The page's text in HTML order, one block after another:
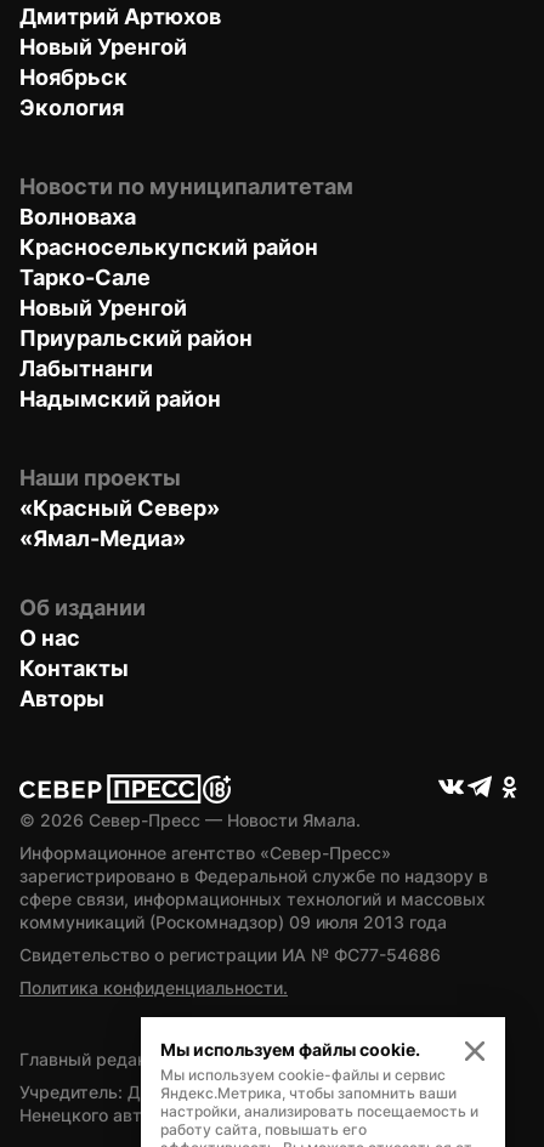
Дмитрий Артюхов
Новый Уренгой
Ноябрьск
Экология
Новости по муниципалитетам
Волноваха
Красноселькупский район
Тарко-Сале
Новый Уренгой
Приуральский район
Лабытнанги
Надымский район
Наши проекты
«Красный Север»
«Ямал-Медиа»
Об издании
О нас
Контакты
Авторы
© 2026 Север-Пресс — Новости Ямала.
Информационное агентство «Север-Пресс»
зарегистрировано в Федеральной службе по надзору в
сфере связи, информационных технологий и массовых
коммуникаций (Роскомнадзор) 09 июля 2013 года
Свидетельство о регистрации ИА № ФС77-54686
Политика конфиденциальности.
Главный редактор — А.Л. Поздеев
Учредитель: Департамент внутренней политики Ямало-
Ненецкого автономного округа
Мы используем файлы cookie.
Мы используем cookie-файлы и сервис
Яндекс.Метрика, чтобы запомнить ваши
настройки, анализировать посещаемость и
работу сайта, повышать его